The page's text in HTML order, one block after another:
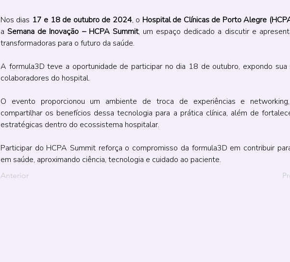
Nos dias 17 e 18 de outubro de 2024, o Hospital de Clínicas de Porto Alegre
a Semana de Inovação – HCPA Summit, um espaço dedicado a discutir e
transformadoras para o futuro da saúde.
A formula3D teve a oportunidade de participar no dia 18 de outubro, expondo sua
colaboradores do hospital.
O evento proporcionou um ambiente de troca de experiências e networking,
compartilhar os benefícios dessa tecnologia para a prática clínica, além de
estratégicas dentro do ecossistema hospitalar.
Participar do HCPA Summit reforça o compromisso da formula3D em contribuir
em saúde, aproximando ciência, tecnologia e cuidado ao paciente.
Anterior